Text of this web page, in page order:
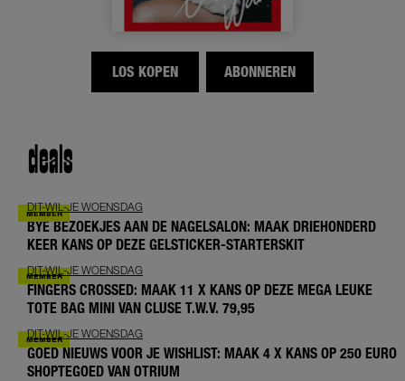
LOS KOPEN ABONNEREN
deals
DIT-WIL-JE WOENSDAG
BYE BEZOEKJES AAN DE NAGELSALON: MAAK DRIEHONDERD
KEER KANS OP DEZE GELSTICKER-STARTERSKIT
DIT-WIL-JE WOENSDAG
FINGERS CROSSED: MAAK 11 X KANS OP DEZE MEGA LEUKE
TOTE BAG MINI VAN CLUSE T.W.V. 79,95
DIT-WIL-JE WOENSDAG
GOED NIEUWS VOOR JE WISHLIST: MAAK 4 X KANS OP 250 EURO
SHOPTEGOED VAN OTRIUM